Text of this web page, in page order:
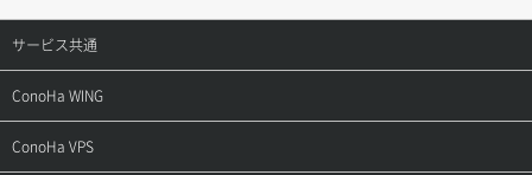
サービス共通
サポートトップ
ご契約・お支払い
ConoHa WING
サポートトップ
ConoHa VPS